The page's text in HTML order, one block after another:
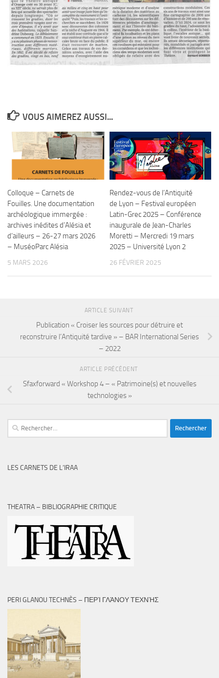
VOUS AIMEREZ AUSSI...
Colloque – Carnets de
Fouilles. Une documentation
archéologique immergée :
archives inédites d’Alésia et
d’ailleurs – 26-27 mars 2026
– MuséoParc Alésia
5 MARS 2026
Rendez-vous de l’Antiquité
de Lyon – Festival européen
Latin-Grec 2025 – Conférence
inaugurale de Jean-Charles
Moretti – Mercredi 19 mars
2025 – Université Lyon 2
26 FÉVRIER 2025
ARTICLE SUIVANT
Publication « Croiser les sources pour détruire et
reconstruire l’Antiquité tardive » – BAR International Series
– 2022
ARTICLE PRÉCÉDENT
Sfaxforward « Workshop 4 – « Patrimoine(s) et nouvelles
technologies »
Rechercher :
LES CARNETS DE L’IRAA
THEATRA – BIBLIOGRAPHIE CRITIQUE
PERI GLANOU TECHNÈS – ΠΕΡῚ ΓΛΆΝΟΥ ΤΕΧΝῊΣ